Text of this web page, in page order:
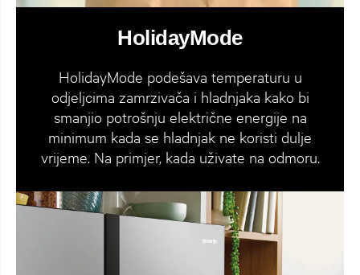
HolidayMode
HolidayMode podešava temperaturu u
odjeljcima zamrzivača i hladnjaka kako bi
smanjio potrošnju električne energije na
minimum kada se hladnjak ne koristi dulje
vrijeme. Na primjer, kada uživate na odmoru.